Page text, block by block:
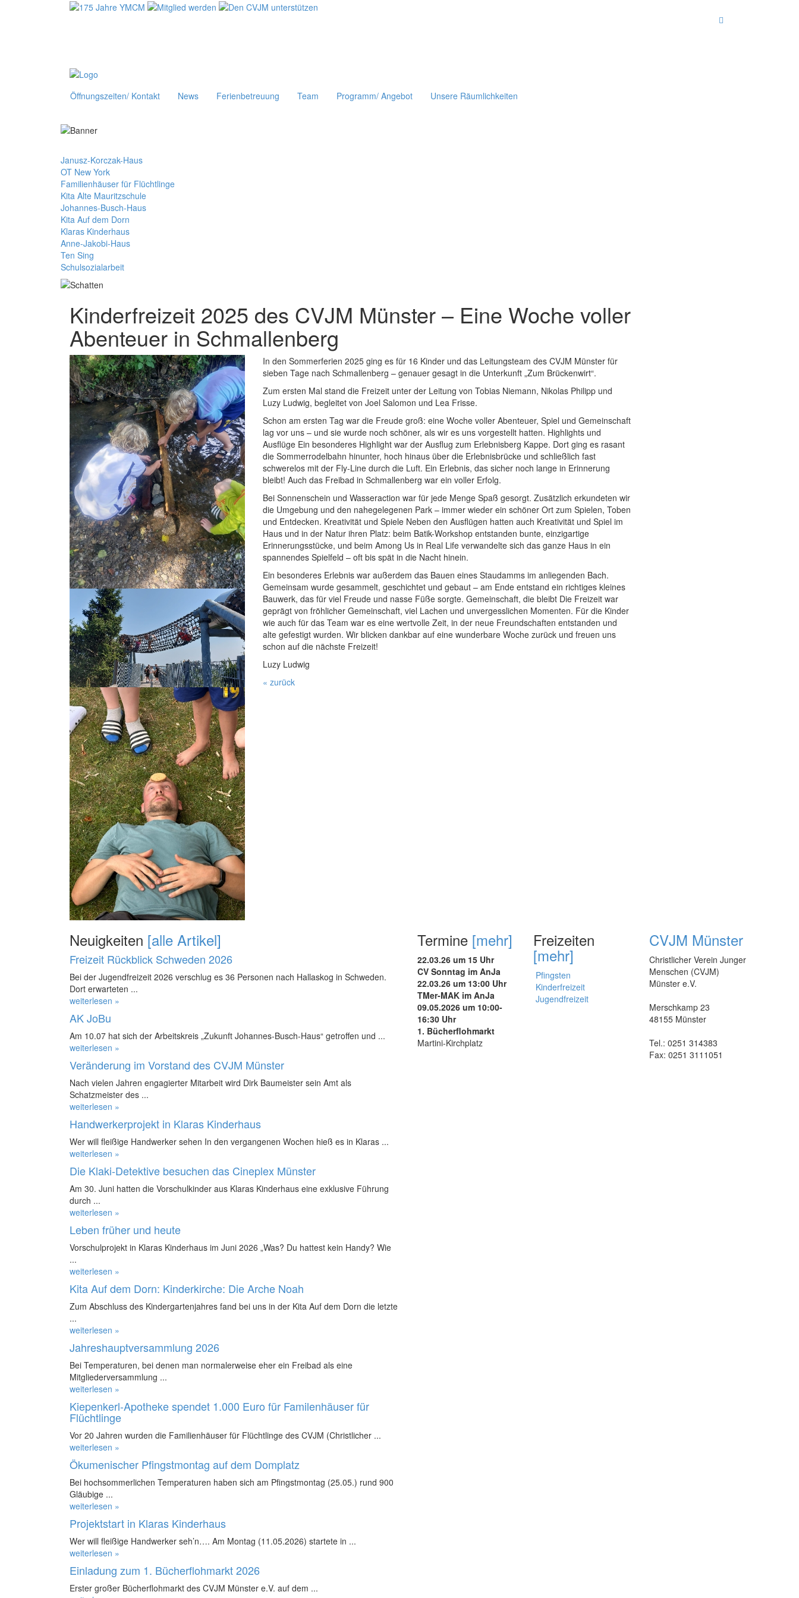
Öffnungszeiten/ Kontakt News Ferienbetreuung Team Programm/ Angebot Unsere Räumlichkeiten
Janusz-Korczak-Haus
OT New York
Familienhäuser für Flüchtlinge
Kita Alte Mauritzschule
Johannes-Busch-Haus
Kita Auf dem Dorn
Klaras Kinderhaus
Anne-Jakobi-Haus
Ten Sing
Schulsozialarbeit
Kinderfreizeit 2025 des CVJM Münster – Eine Woche voller
Abenteuer in Schmallenberg
In den Sommerferien 2025 ging es für 16 Kinder und das Leitungsteam des CVJM Münster für
sieben Tage nach Schmallenberg – genauer gesagt in die Unterkunft „Zum Brückenwirt“.
Zum ersten Mal stand die Freizeit unter der Leitung von Tobias Niemann, Nikolas Philipp und
Luzy Ludwig, begleitet von Joel Salomon und Lea Frisse.
Schon am ersten Tag war die Freude groß: eine Woche voller Abenteuer, Spiel und Gemeinschaft
lag vor uns – und sie wurde noch schöner, als wir es uns vorgestellt hatten. Highlights und
Ausflüge Ein besonderes Highlight war der Ausflug zum Erlebnisberg Kappe. Dort ging es rasant
die Sommerrodelbahn hinunter, hoch hinaus über die Erlebnisbrücke und schließlich fast
schwerelos mit der Fly-Line durch die Luft. Ein Erlebnis, das sicher noch lange in Erinnerung
bleibt! Auch das Freibad in Schmallenberg war ein voller Erfolg.
Bei Sonnenschein und Wasseraction war für jede Menge Spaß gesorgt. Zusätzlich erkundeten wir
die Umgebung und den nahegelegenen Park – immer wieder ein schöner Ort zum Spielen, Toben
und Entdecken. Kreativität und Spiele Neben den Ausflügen hatten auch Kreativität und Spiel im
Haus und in der Natur ihren Platz: beim Batik-Workshop entstanden bunte, einzigartige
Erinnerungsstücke, und beim Among Us in Real Life verwandelte sich das ganze Haus in ein
spannendes Spielfeld – oft bis spät in die Nacht hinein.
Ein besonderes Erlebnis war außerdem das Bauen eines Staudamms im anliegenden Bach.
Gemeinsam wurde gesammelt, geschichtet und gebaut – am Ende entstand ein richtiges kleines
Bauwerk, das für viel Freude und nasse Füße sorgte. Gemeinschaft, die bleibt Die Freizeit war
geprägt von fröhlicher Gemeinschaft, viel Lachen und unvergesslichen Momenten. Für die Kinder
wie auch für das Team war es eine wertvolle Zeit, in der neue Freundschaften entstanden und
alte gefestigt wurden. Wir blicken dankbar auf eine wunderbare Woche zurück und freuen uns
schon auf die nächste Freizeit!
Luzy Ludwig
« zurück
Neuigkeiten [alle Artikel]
Freizeit Rückblick Schweden 2026
Bei der Jugendfreizeit 2026 verschlug es 36 Personen nach Hallaskog in Schweden.
Dort erwarteten ...
weiterlesen »
AK JoBu
Am 10.07 hat sich der Arbeitskreis „Zukunft Johannes-Busch-Haus“ getroffen und ...
weiterlesen »
Veränderung im Vorstand des CVJM Münster
Nach vielen Jahren engagierter Mitarbeit wird Dirk Baumeister sein Amt als
Schatzmeister des ...
weiterlesen »
Handwerkerprojekt in Klaras Kinderhaus
Wer will fleißige Handwerker sehen In den vergangenen Wochen hieß es in Klaras ...
weiterlesen »
Die Klaki-Detektive besuchen das Cineplex Münster
Am 30. Juni hatten die Vorschulkinder aus Klaras Kinderhaus eine exklusive Führung
durch ...
weiterlesen »
Leben früher und heute
Vorschulprojekt in Klaras Kinderhaus im Juni 2026 „Was? Du hattest kein Handy? Wie
...
weiterlesen »
Kita Auf dem Dorn: Kinderkirche: Die Arche Noah
Zum Abschluss des Kindergartenjahres fand bei uns in der Kita Auf dem Dorn die letzte
...
weiterlesen »
Jahreshauptversammlung 2026
Bei Temperaturen, bei denen man normalerweise eher ein Freibad als eine
Mitgliederversammlung ...
weiterlesen »
Kiepenkerl-Apotheke spendet 1.000 Euro für Familenhäuser für
Flüchtlinge
Vor 20 Jahren wurden die Familienhäuser für Flüchtlinge des CVJM (Christlicher ...
weiterlesen »
Ökumenischer Pfingstmontag auf dem Domplatz
Bei hochsommerlichen Temperaturen haben sich am Pfingstmontag (25.05.) rund 900
Gläubige ...
weiterlesen »
Projektstart in Klaras Kinderhaus
Wer will fleißige Handwerker seh’n…. Am Montag (11.05.2026) startete in ...
weiterlesen »
Einladung zum 1. Bücherflohmarkt 2026
Erster großer Bücherflohmarkt des CVJM Münster e.V. auf dem ...
Termine [mehr]
22.03.26 um 15 Uhr
CV Sonntag im AnJa
22.03.26 um 13:00 Uhr
TMer-MAK im AnJa
09.05.2026 um 10:00-
16:30 Uhr
1. Bücherflohmarkt
Martini-Kirchplatz
Freizeiten
[mehr]
Pfingsten
Kinderfreizeit
Jugendfreizeit
CVJM Münster
Christlicher Verein Junger
Menschen (CVJM)
Münster e.V.
Merschkamp 23
48155 Münster
Tel.: 0251 314383
Fax: 0251 3111051